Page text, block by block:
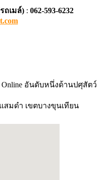
ถเมล์) : 062-593-6232
Online อันดับหนึ่งด้านปศุสัตว์
สมดำ เขตบางขุนเทียน